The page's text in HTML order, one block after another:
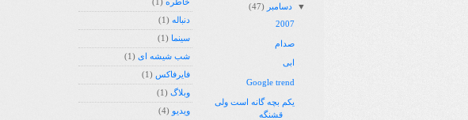
خاطره (1)
دنباله (1)
سینما (1)
شب شیشه ای (1)
فایرفاکس (1)
وبلاگ (1)
ویدیو (4)
▼ دسامبر (47)
2007
صدام
ابی
Google trend
یکم بچه گانه است ولی
قشنگه